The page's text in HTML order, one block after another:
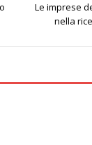
Le imprese
nella